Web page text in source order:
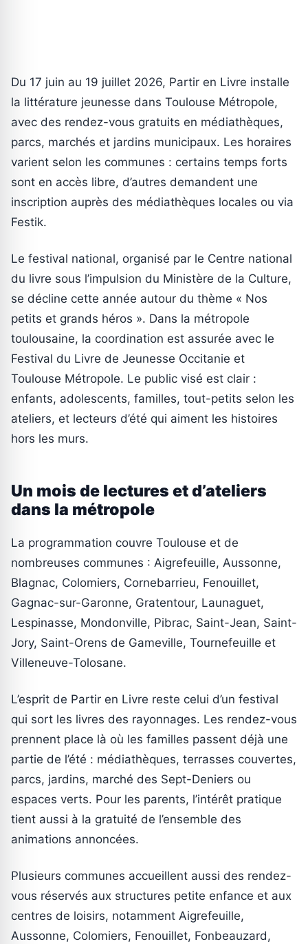
Du 17 juin au 19 juillet 2026, Partir en Livre installe
la littérature jeunesse dans Toulouse Métropole,
avec des rendez-vous gratuits en médiathèques,
parcs, marchés et jardins municipaux. Les horaires
varient selon les communes : certains temps forts
sont en accès libre, d’autres demandent une
inscription auprès des médiathèques locales ou via
Festik.
Le festival national, organisé par le Centre national
du livre sous l’impulsion du Ministère de la Culture,
se décline cette année autour du thème « Nos
petits et grands héros ». Dans la métropole
toulousaine, la coordination est assurée avec le
Festival du Livre de Jeunesse Occitanie et
Toulouse Métropole. Le public visé est clair :
enfants, adolescents, familles, tout-petits selon les
ateliers, et lecteurs d’été qui aiment les histoires
hors les murs.
Un mois de lectures et d’ateliers
dans la métropole
La programmation couvre Toulouse et de
nombreuses communes : Aigrefeuille, Aussonne,
Blagnac, Colomiers, Cornebarrieu, Fenouillet,
Gagnac-sur-Garonne, Gratentour, Launaguet,
Lespinasse, Mondonville, Pibrac, Saint-Jean, Saint-
Jory, Saint-Orens de Gameville, Tournefeuille et
Villeneuve-Tolosane.
L’esprit de Partir en Livre reste celui d’un festival
qui sort les livres des rayonnages. Les rendez-vous
prennent place là où les familles passent déjà une
partie de l’été : médiathèques, terrasses couvertes,
parcs, jardins, marché des Sept-Deniers ou
espaces verts. Pour les parents, l’intérêt pratique
tient aussi à la gratuité de l’ensemble des
animations annoncées.
Plusieurs communes accueillent aussi des rendez-
vous réservés aux structures petite enfance et aux
centres de loisirs, notamment Aigrefeuille,
Aussonne, Colomiers, Fenouillet, Fonbeauzard,